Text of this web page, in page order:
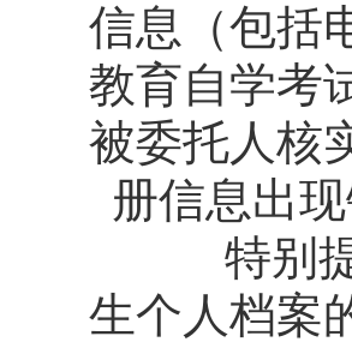
信息（包括
教育自学考
被委托人核
册信息出
特别提
生个人档案